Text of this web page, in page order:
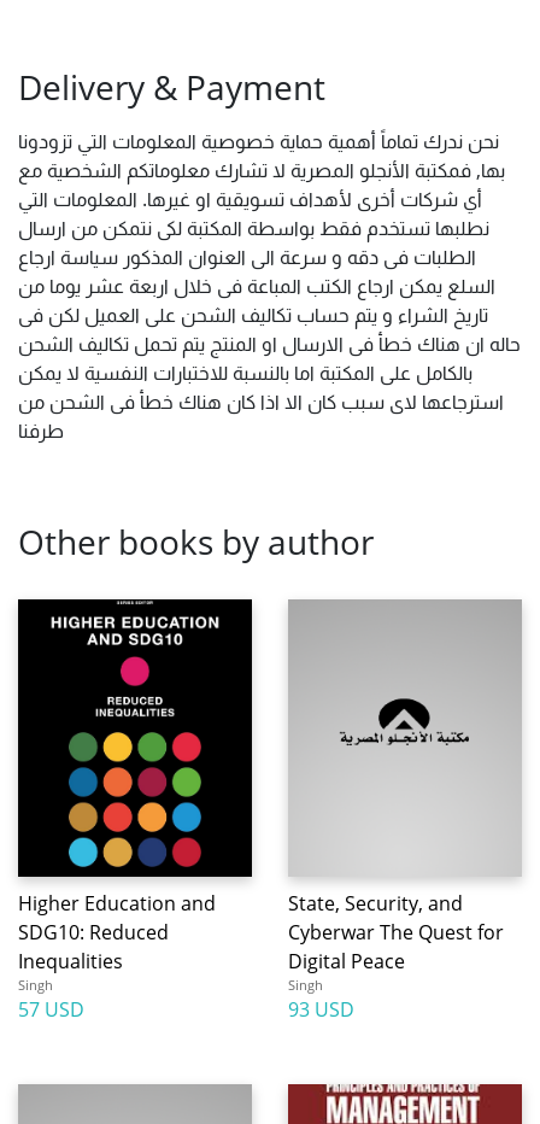
Delivery & Payment
نحن ندرك تماماً أهمية حماية خصوصية المعلومات التي تزودونا
بها, فمكتبة الأنجلو المصرية لا تشارك معلوماتكم الشخصية مع
أي شركات أخرى لأهداف تسويقية او غيرها. المعلومات التي
نطلبها تستخدم فقط بواسطة المكتبة لكى نتمكن من ارسال
الطلبات فى دقه و سرعة الى العنوان المذكور سياسة ارجاع
السلع يمكن ارجاع الكتب المباعة فى خلال اربعة عشر يوما من
تاريخ الشراء و يتم حساب تكاليف الشحن على العميل لكن فى
حاله ان هناك خطأ فى الارسال او المنتج يتم تحمل تكاليف الشحن
بالكامل على المكتبة اما بالنسبة للاختبارات النفسية لا يمكن
استرجاعها لاى سبب كان الا اذا كان هناك خطأ فى الشحن من
طرفنا
Other books by author
Higher Education and
SDG10: Reduced
Inequalities
Singh
57 USD
State, Security, and
Cyberwar The Quest for
Digital Peace
Singh
93 USD